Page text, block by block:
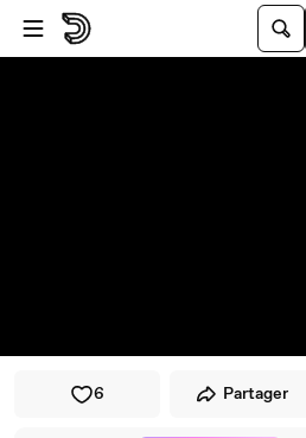
Passer au player
Passer au contenu principal
6 Partager